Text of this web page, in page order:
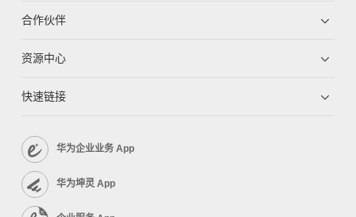
合作伙伴
资源中心
快速链接
华为企业业务 App
华为坤灵 App